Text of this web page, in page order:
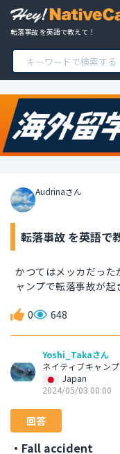
転落事故 を英語で教えて！
Audrinaさん
転落事故 を英語で
かつてはメッカだっ
ャンプで転落事故が起
0 648
Yoshi_Takaさん
ネイティブキャン
Japan
2024/05/03 00:00
回答
・Fall accident